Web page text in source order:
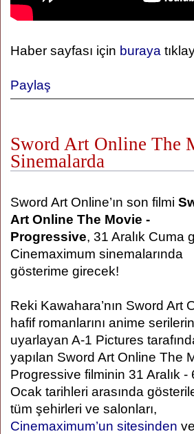
Haber sayfası için buraya
Paylaş
Sword Art Online The
Sinemalarda
Sword Art Online’ın son filmi
Art Online The Movie -
Progressive, 31 Aralık Cuma
Cinemaximum sinemalarında
gösterime girecek!
Reki Kawahara’nın Sword Art
hafif romanlarını anime
uyarlayan A-1 Pictures
yapılan Sword Art Online The
Progressive filminin 31 Aralık -
Ocak tarihleri arasında
tüm şehirleri ve salonları,
Cinemaximum’un sitesinden